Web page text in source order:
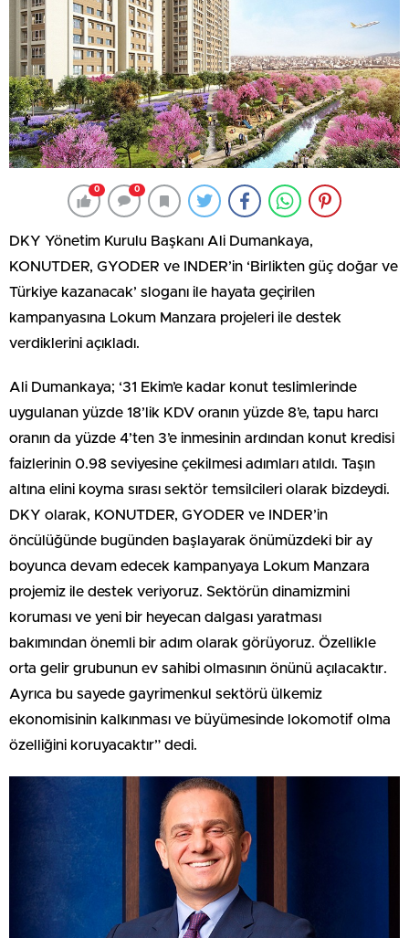
0 0
DKY Yönetim Kurulu Başkanı Ali Dumankaya,
KONUTDER, GYODER ve INDER’in ‘Birlikten güç doğar ve
Türkiye kazanacak’ sloganı ile hayata geçirilen
kampanyasına Lokum Manzara projeleri ile destek
verdiklerini açıkladı.
Ali Dumankaya; ‘31 Ekim’e kadar konut teslimlerinde
uygulanan yüzde 18’lik KDV oranın yüzde 8’e, tapu harcı
oranın da yüzde 4’ten 3’e inmesinin ardından konut kredisi
faizlerinin 0.98 seviyesine çekilmesi adımları atıldı. Taşın
altına elini koyma sırası sektör temsilcileri olarak bizdeydi.
DKY olarak, KONUTDER, GYODER ve INDER’in
öncülüğünde bugünden başlayarak önümüzdeki bir ay
boyunca devam edecek kampanyaya Lokum Manzara
projemiz ile destek veriyoruz. Sektörün dinamizmini
koruması ve yeni bir heyecan dalgası yaratması
bakımından önemli bir adım olarak görüyoruz. Özellikle
orta gelir grubunun ev sahibi olmasının önünü açılacaktır.
Ayrıca bu sayede gayrimenkul sektörü ülkemiz
ekonomisinin kalkınması ve büyümesinde lokomotif olma
özelliğini koruyacaktır” dedi.